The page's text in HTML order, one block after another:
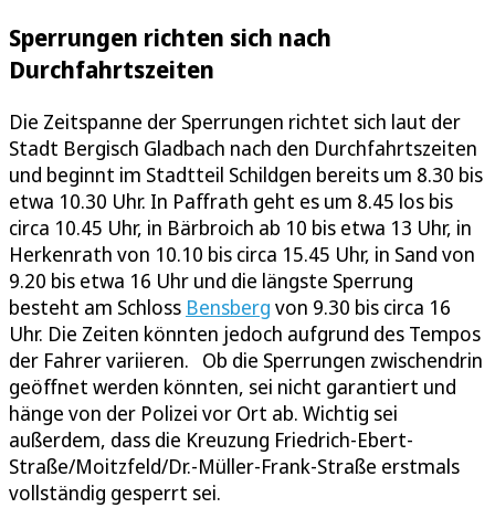
Sperrungen richten sich nach
Durchfahrtszeiten
Die Zeitspanne der Sperrungen richtet sich laut der
Stadt Bergisch Gladbach nach den Durchfahrtszeiten
und beginnt im Stadtteil Schildgen bereits um 8.30 bis
etwa 10.30 Uhr. In Paffrath geht es um 8.45 los bis
circa 10.45 Uhr, in Bärbroich ab 10 bis etwa 13 Uhr, in
Herkenrath von 10.10 bis circa 15.45 Uhr, in Sand von
9.20 bis etwa 16 Uhr und die längste Sperrung
besteht am Schloss Bensberg von 9.30 bis circa 16
Uhr. Die Zeiten könnten jedoch aufgrund des Tempos
der Fahrer variieren. Ob die Sperrungen zwischendrin
geöffnet werden könnten, sei nicht garantiert und
hänge von der Polizei vor Ort ab. Wichtig sei
außerdem, dass die Kreuzung Friedrich-Ebert-
Straße/Moitzfeld/Dr.-Müller-Frank-Straße erstmals
vollständig gesperrt sei.